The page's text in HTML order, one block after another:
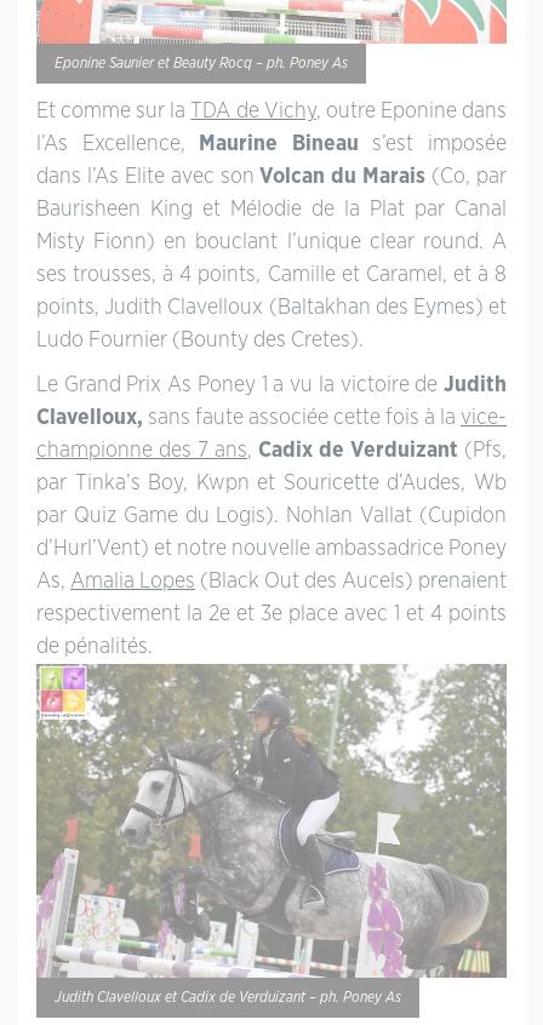
Eponine Saunier et Beauty Rocq – ph. Poney As
Et comme sur la TDA de Vichy, outre Eponine dans
l’As Excellence,
Maurine Bineau s’est imposée
dans l’As Elite avec sonVolcan du Marais (Co, par
Baurisheen King et Mélodie de la Plat par Canal
Misty Fionn) en bouclant l’unique clear round. A
ses trousses, à 4 points, Camille et Caramel, et à 8
points, Judith Clavelloux (Baltakhan des Eymes) et
Ludo Fournier (Bounty des Cretes).
Le Grand Prix As Poney 1 a vu la victoire de Judith
Clavelloux, sans faute associée cette fois à la vice-
championne des 7 ans, Cadix de Verduizant (Pfs,
par Tinka’s Boy, Kwpn et Souricette d’Audes, Wb
par Quiz Game du Logis). Nohlan Vallat (Cupidon
d’Hurl’Vent) et notre nouvelle ambassadrice Poney
As, Amalia Lopes (Black Out des Aucels) prenaient
respectivement la 2e et 3e place avec 1 et 4 points
de pénalités.
Judith Clavelloux et Cadix de Verduizant – ph. Poney As